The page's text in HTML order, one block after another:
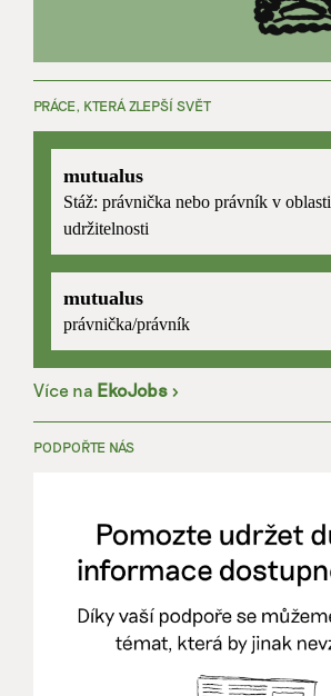
PRÁCE, KTERÁ ZLEPŠÍ SVĚT
mutualus
Stáž: právnička nebo právník v oblasti
udržitelnosti
mutualus
právnička/právník
Více na EkoJobs >
PODPOŘTE NÁS